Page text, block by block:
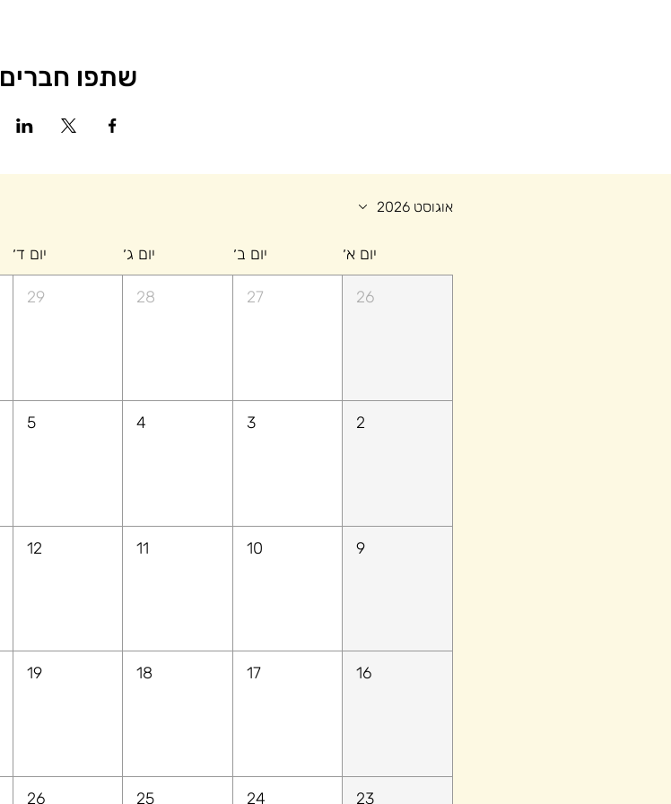
שתפו חברים
אוגוסט 2026
יום א׳ יום ב׳ יום ג׳ יום ד׳
26
27
28
29
2
3
4
5
9
10
11
12
16
17
18
19
23
24
25
26